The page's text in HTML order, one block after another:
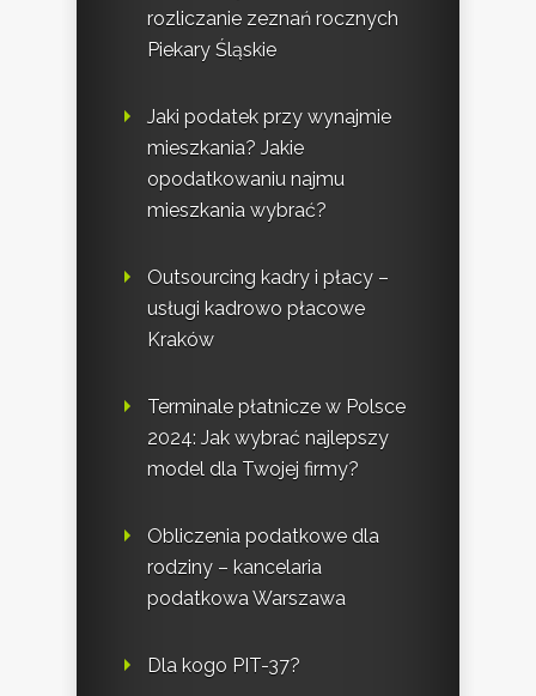
rozliczanie zeznań rocznych
Piekary Śląskie
Jaki podatek przy wynajmie
mieszkania? Jakie
opodatkowaniu najmu
mieszkania wybrać?
Outsourcing kadry i płacy –
usługi kadrowo płacowe
Kraków
Terminale płatnicze w Polsce
2024: Jak wybrać najlepszy
model dla Twojej firmy?
Obliczenia podatkowe dla
rodziny – kancelaria
podatkowa Warszawa
Dla kogo PIT-37?